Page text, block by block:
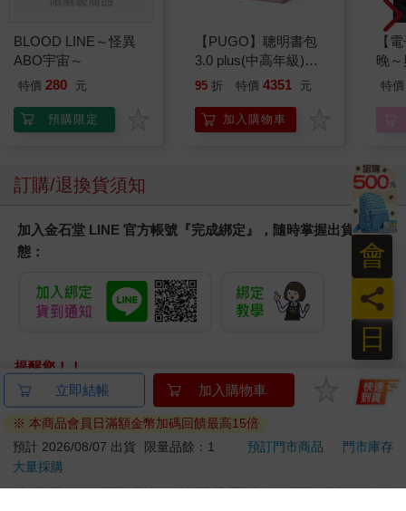
BLOOD LINE～怪異
ABO宇宙～
特價 280 元
預購限定
【PUGO】聰明書包
3.0 plus(中高年級)藕
粉 全新進化玩美上市
95 折 特價 4351 元
加入購物車
【
晚
(番
特價
訂購/退換貨須知
加入金石堂 LINE 官方帳號『完成綁定』，隨時掌握出貨動
態：
提醒您！！
金石堂及銀行均不會請您操作ATM! 如接獲電話要求您前往
ATM提款機，請不要聽從指示，以免受騙上當！
退換貨須知：
**提醒您，鑑賞期不等於試用期，退回商品須為全新狀態**
依據「消費者保護法」第19條及行政院消費者保護處公告之
立即結帳 加入購物車
※ 本商品會員日滿額金幣加碼回饋最高15倍
預計 2026/08/07 出貨
限量品餘：1 預訂門市商品
門市庫存
大量採購
日
員
會